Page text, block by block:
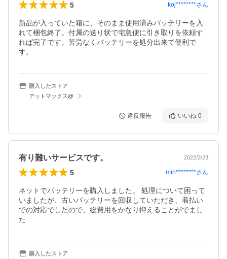
5 koj********さん
新品が入っていた箱に、そのまま使用済みバッテリーを入
れて梱包終了。付属の送り状で宅急便に引き取りを依頼す
れば完了です。苦労なくバッテリーを処分出来て便利で
す。
購入したストア
アットマックス@
違反報告 いいね 0
有り難いサービスです。 2022/2/23
5 min********さん
ネットでバッテリーを購入しました。 処理について困って
いましたが、古いバッテリーを回収していただき、着払い
での対応でしたので、総費用をかなり抑えることがでまし
た
購入したストア